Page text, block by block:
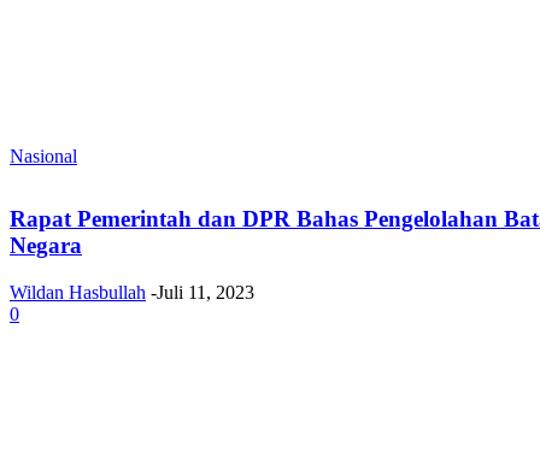
Nasional
Rapat Pemerintah dan DPR Bahas Pengelolahan
Negara
Wildan Hasbullah -Juli 11, 2023
0